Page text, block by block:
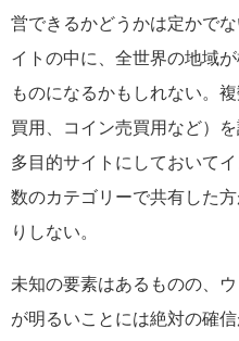
営できるかどうかは定かで
イトの中に、全世界の地域
ものになるかもしれない。
買用、コイン売買用など）
多目的サイトにしておいて
数のカテゴリーで共有した
りしない。
未知の要素はあるものの、
が明るいことには絶対の確